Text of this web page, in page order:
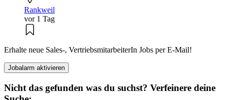
Rankweil
vor 1 Tag
Erhalte neue Sales-, VertriebsmitarbeiterIn Jobs per E-Mail!
Jobalarm aktivieren
Nicht das gefunden was du suchst? Verfeinere deine